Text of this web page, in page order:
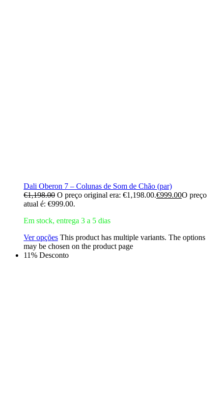
Dali Oberon 7 – Colunas de Som de Chão (par)
€1,198.00 O preço original era: €1,198.00.€999.00O preço
atual é: €999.00.
Em stock, entrega 3 a 5 dias
Ver opções This product has multiple variants. The options
may be chosen on the product page
11% Desconto